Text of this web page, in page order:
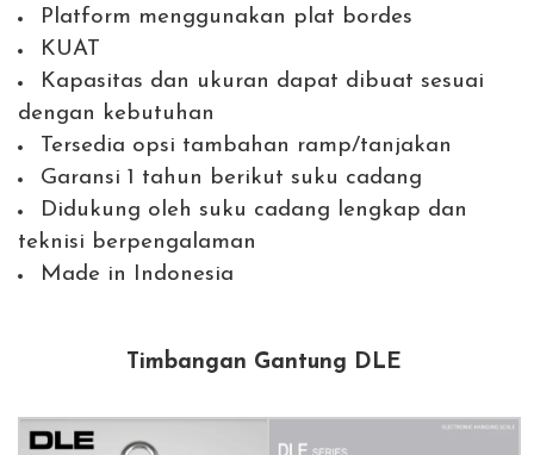
Platform menggunakan plat bordes
KUAT
Kapasitas dan ukuran dapat dibuat sesuai
dengan kebutuhan
Tersedia opsi tambahan ramp/tanjakan
Garansi 1 tahun berikut suku cadang
Didukung oleh suku cadang lengkap dan
teknisi berpengalaman
Made in Indonesia
Timbangan Gantung DLE